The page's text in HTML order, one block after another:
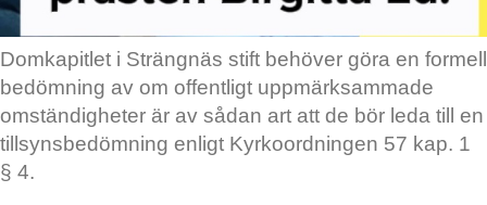
Domkapitlet i Strängnäs stift behöver göra en formell
bedömning av om offentligt uppmärksammade
omständigheter är av sådan art att de bör leda till en
tillsynsbedömning enligt Kyrkoordningen 57 kap. 1
§ 4.